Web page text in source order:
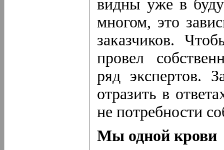
видны уже в
многом, это
заказчиков.
провел
ряд экспертов.
отразить в
не потребности
Мы одной крови